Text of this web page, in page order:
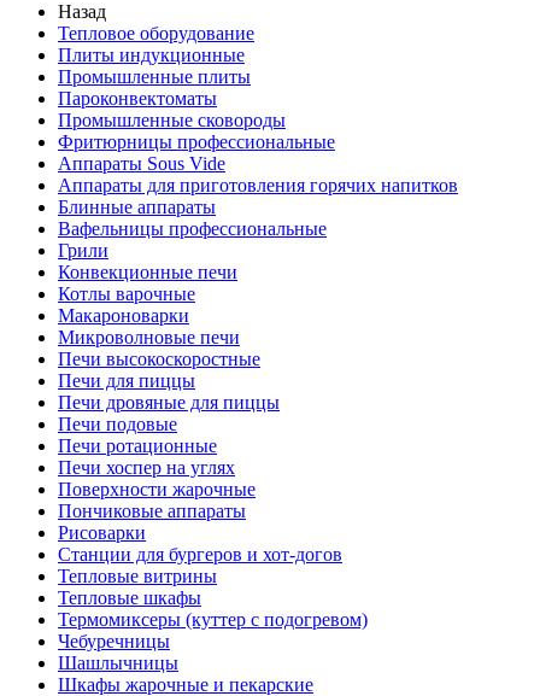
Назад
Тепловое оборудование
Плиты индукционные
Промышленные плиты
Пароконвектоматы
Промышленные сковороды
Фритюрницы профессиональные
Аппараты Sous Vide
Аппараты для приготовления горячих напитков
Блинные аппараты
Вафельницы профессиональные
Грили
Конвекционные печи
Котлы варочные
Макароноварки
Микроволновые печи
Печи высокоскоростные
Печи для пиццы
Печи дровяные для пиццы
Печи подовые
Печи ротационные
Печи хоспер на углях
Поверхности жарочные
Пончиковые аппараты
Рисоварки
Станции для бургеров и хот-догов
Тепловые витрины
Тепловые шкафы
Термомиксеры (куттер с подогревом)
Чебуречницы
Шашлычницы
Шкафы жарочные и пекарские